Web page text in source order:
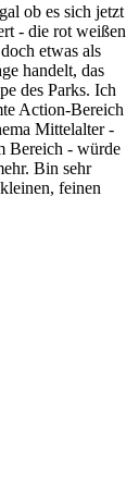
ob es sich jetzt
- die rot weißen
etwas als
handelt, das
des Parks. Ich
Action-Bereich
Mittelalter -
Bereich - würde
Bin sehr
feinen